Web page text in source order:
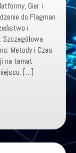
Gier i
do Flagman
i
Metody i Czas
na temat
[…]